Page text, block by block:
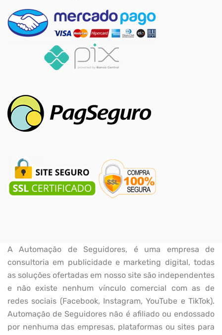
A Automação de Seguidores, é uma empresa de
consultoria em publicidade e marketing digital, todas
as soluções ofertadas em nosso site são independentes
e não existe nenhum vínculo comercial com as de
redes sociais (Facebook, Instagram, YouTube e TikTok).
Automação de Seguidores não é afiliado ou endossado
por nenhuma das empresas, plataformas ou sites para